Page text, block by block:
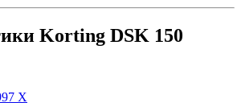
Korting DSK 150
X